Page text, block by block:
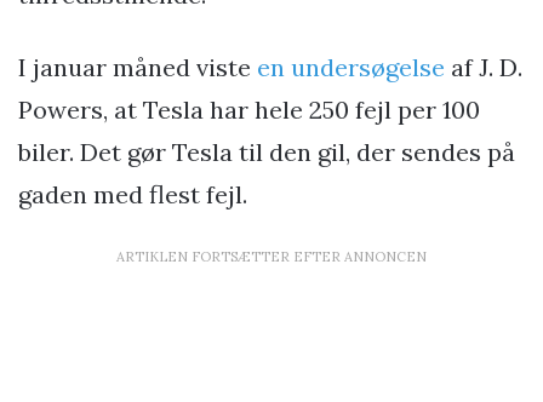
I januar måned viste en undersøgelse af J. D.
Powers, at Tesla har hele 250 fejl per 100
biler. Det gør Tesla til den gil, der sendes på
gaden med flest fejl.
ARTIKLEN FORTSÆTTER EFTER ANNONCEN